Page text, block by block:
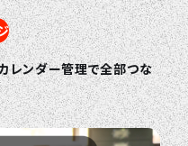
レンダー管理で全部つな